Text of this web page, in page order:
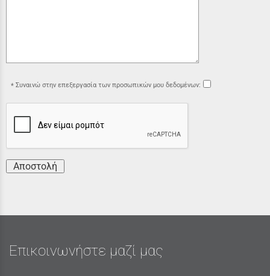
Συναινώ στην επεξεργασία των προσωπικών μου δεδομένων:
Αποστολή
Επικοινωνήστε μαζί μας